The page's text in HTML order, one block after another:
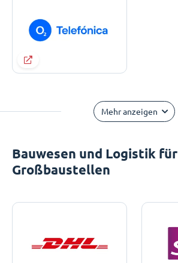
Mehr anzeigen
Bauwesen und Logistik für
Großbaustellen